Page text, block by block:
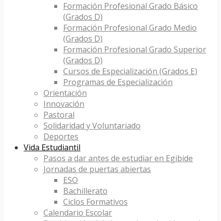
Formación Profesional Grado Básico
(Grados D)
Formación Profesional Grado Medio
(Grados D)
Formación Profesional Grado Superior
(Grados D)
Cursos de Especialización (Grados E)
Programas de Especialización
Orientación
Innovación
Pastoral
Solidaridad y Voluntariado
Deportes
Vida Estudiantil
Pasos a dar antes de estudiar en Egibide
Jornadas de puertas abiertas
ESO
Bachillerato
Ciclos Formativos
Calendario Escolar